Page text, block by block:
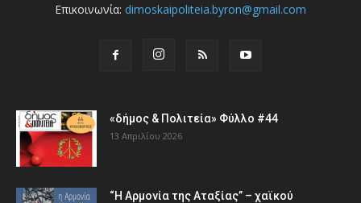
Επικοινωνία: dimoskaipoliteia.byron@gmail.com
«δήμος & Πολιτεία» Φύλλο #44
13 Απριλίου 2026
“Η Αρμονία της Αταξίας” – χαϊκού